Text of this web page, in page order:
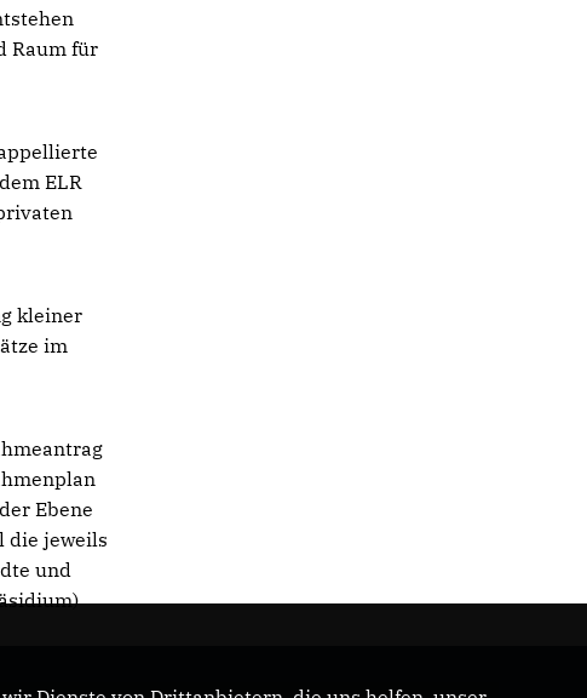
Raum für
ELR
kleiner
im
Ebene
die jeweils
und